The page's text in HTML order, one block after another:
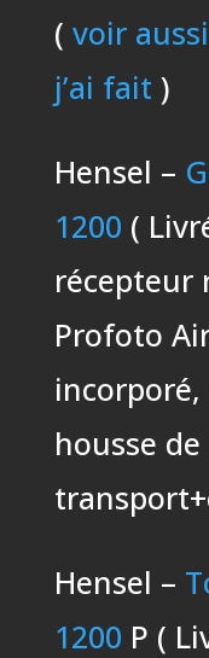
( voir
j’ai fait )
Hensel –
1200 (
récepteur
Profoto
housse de
Hensel –
1200 P (